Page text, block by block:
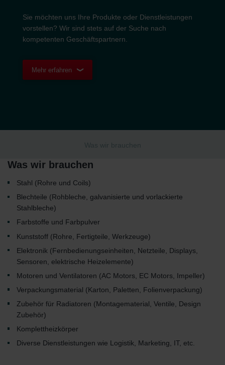
Sie möchten uns Ihre Produkte oder Dienstleistungen
vorstellen? Wir sind stets auf der Suche nach
kompetenten Geschäftspartnern.
Mehr erfahren
Was wir brauchen
Was wir brauchen
Stahl (Rohre und Coils)
Blechteile (Rohbleche, galvanisierte und vorlackierte
Stahlbleche)
Farbstoffe und Farbpulver
Kunststoff (Rohre, Fertigteile, Werkzeuge)
Elektronik (Fernbedienungseinheiten, Netzteile, Displays,
Sensoren, elektrische Heizelemente)
Motoren und Ventilatoren (AC Motors, EC Motors, Impeller)
Verpackungsmaterial (Karton, Paletten, Folienverpackung)
Zubehör für Radiatoren (Montagematerial, Ventile, Design
Zubehör)
Komplettheizkörper
Diverse Dienstleistungen wie Logistik, Marketing, IT, etc.